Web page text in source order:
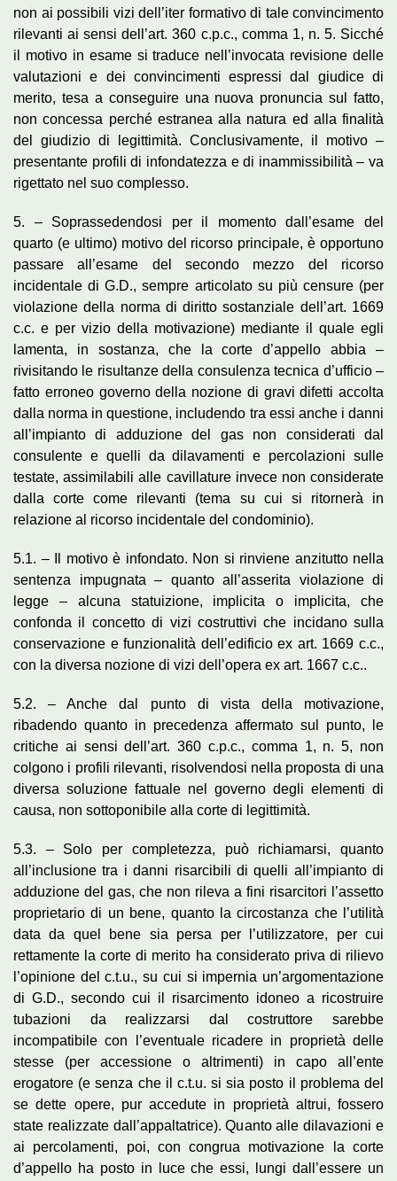
non ai possibili vizi dell’iter formativo di tale convincimento
rilevanti ai sensi dell’art. 360 c.p.c., comma 1, n. 5. Sicché
il motivo in esame si traduce nell’invocata revisione delle
valutazioni e dei convincimenti espressi dal giudice di
merito, tesa a conseguire una nuova pronuncia sul fatto,
non concessa perché estranea alla natura ed alla finalità
del giudizio di legittimità. Conclusivamente, il motivo –
presentante profili di infondatezza e di inammissibilità – va
rigettato nel suo complesso.
5. – Soprassedendosi per il momento dall’esame del
quarto (e ultimo) motivo del ricorso principale, è opportuno
passare all’esame del secondo mezzo del ricorso
incidentale di G.D., sempre articolato su più censure (per
violazione della norma di diritto sostanziale dell’art. 1669
c.c. e per vizio della motivazione) mediante il quale egli
lamenta, in sostanza, che la corte d’appello abbia –
rivisitando le risultanze della consulenza tecnica d’ufficio –
fatto erroneo governo della nozione di gravi difetti accolta
dalla norma in questione, includendo tra essi anche i danni
all’impianto di adduzione del gas non considerati dal
consulente e quelli da dilavamenti e percolazioni sulle
testate, assimilabili alle cavillature invece non considerate
dalla corte come rilevanti (tema su cui si ritornerà in
relazione al ricorso incidentale del condominio).
5.1. – Il motivo è infondato. Non si rinviene anzitutto nella
sentenza impugnata – quanto all’asserita violazione di
legge – alcuna statuizione, implicita o implicita, che
confonda il concetto di vizi costruttivi che incidano sulla
conservazione e funzionalità dell’edificio ex art. 1669 c.c.,
con la diversa nozione di vizi dell’opera ex art. 1667 c.c..
5.2. – Anche dal punto di vista della motivazione,
ribadendo quanto in precedenza affermato sul punto, le
critiche ai sensi dell’art. 360 c.p.c., comma 1, n. 5, non
colgono i profili rilevanti, risolvendosi nella proposta di una
diversa soluzione fattuale nel governo degli elementi di
causa, non sottoponibile alla corte di legittimità.
5.3. – Solo per completezza, può richiamarsi, quanto
all’inclusione tra i danni risarcibili di quelli all’impianto di
adduzione del gas, che non rileva a fini risarcitori l’assetto
proprietario di un bene, quanto la circostanza che l’utilità
data da quel bene sia persa per l’utilizzatore, per cui
rettamente la corte di merito ha considerato priva di rilievo
l’opinione del c.t.u., su cui si impernia un’argomentazione
di G.D., secondo cui il risarcimento idoneo a ricostruire
tubazioni da realizzarsi dal costruttore sarebbe
incompatibile con l’eventuale ricadere in proprietà delle
stesse (per accessione o altrimenti) in capo all’ente
erogatore (e senza che il c.t.u. si sia posto il problema del
se dette opere, pur accedute in proprietà altrui, fossero
state realizzate dall’appaltatrice). Quanto alle dilavazioni e
ai percolamenti, poi, con congrua motivazione la corte
d’appello ha posto in luce che essi, lungi dall’essere un